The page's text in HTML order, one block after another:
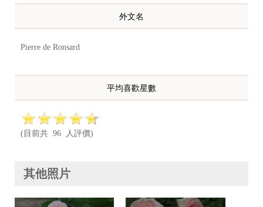
外文名
Pierre de Ronsard
平均喜歡星數
(目前共 96 人評價)
其他照片